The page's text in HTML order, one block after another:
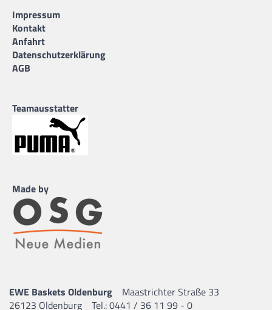
Impressum
Kontakt
Anfahrt
Datenschutzerklärung
AGB
Teamausstatter
Made by
EWE Baskets Oldenburg
Maastrichter Straße 33
26123 Oldenburg
Tel.: 0441 / 36 11 99 - 0